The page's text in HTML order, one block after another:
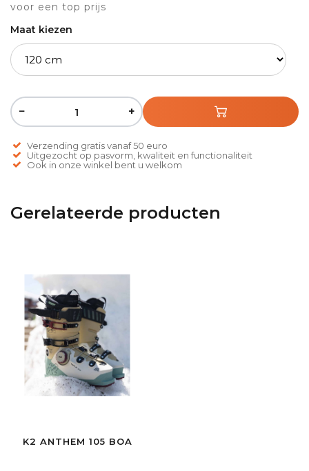
voor een top prijs
Maat kiezen
− +
Verzending gratis vanaf 50 euro
Uitgezocht op pasvorm, kwaliteit en functionaliteit
Ook in onze winkel bent u welkom
Gerelateerde producten
K2 ANTHEM 105 BOA